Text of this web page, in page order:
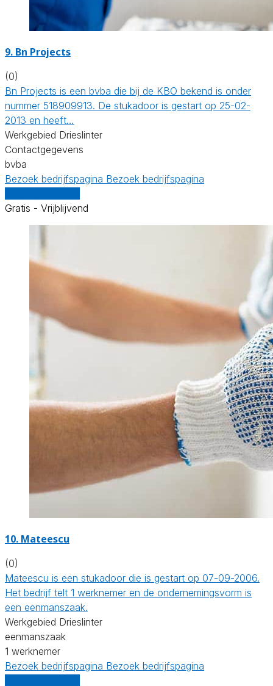
9. Bn Projects
(0)
Bn Projects is een bvba die bij de KBO bekend is onder
nummer 518909913. De stukadoor is gestart op 25-02-
2013 en heeft…
Werkgebied Drieslinter
Contactgegevens
bvba
Bezoek bedrijfspagina Bezoek bedrijfspagina
Gratis - Vrijblijvend
10. Mateescu
(0)
Mateescu is een stukadoor die is gestart op 07-09-2006.
Het bedrijf telt 1 werknemer en de ondernemingsvorm is
een eenmanszaak.
Werkgebied Drieslinter
eenmanszaak
1 werknemer
Bezoek bedrijfspagina Bezoek bedrijfspagina